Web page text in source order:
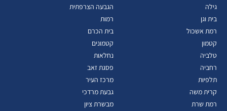
גילה
הגבעה הצרפתית
בית וגן
רמות
רמת אשכול
בית הכרם
קטמון
קטמונים
טלביה
נחלאות
רחביה
פסגת זאב
תלפיות
מרכז העיר
קרית משה
גבעת מרדכי
רמת שרת
מבשרת ציון